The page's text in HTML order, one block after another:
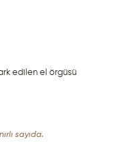
edilen el örgüsü
sayıda.